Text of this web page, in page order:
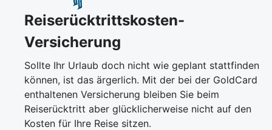
Reiserücktrittskosten-
Versicherung
Sollte Ihr Urlaub doch nicht wie geplant stattfinden
können, ist das ärgerlich. Mit der bei der GoldCard
enthaltenen Versicherung bleiben Sie beim
Reiserücktritt aber glücklicherweise nicht auf den
Kosten für Ihre Reise sitzen.